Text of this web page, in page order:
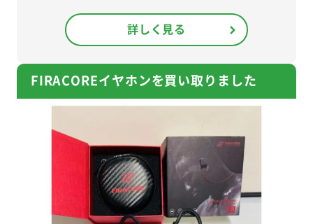
詳しく見る
FIRACOREイヤホンを買い取りました